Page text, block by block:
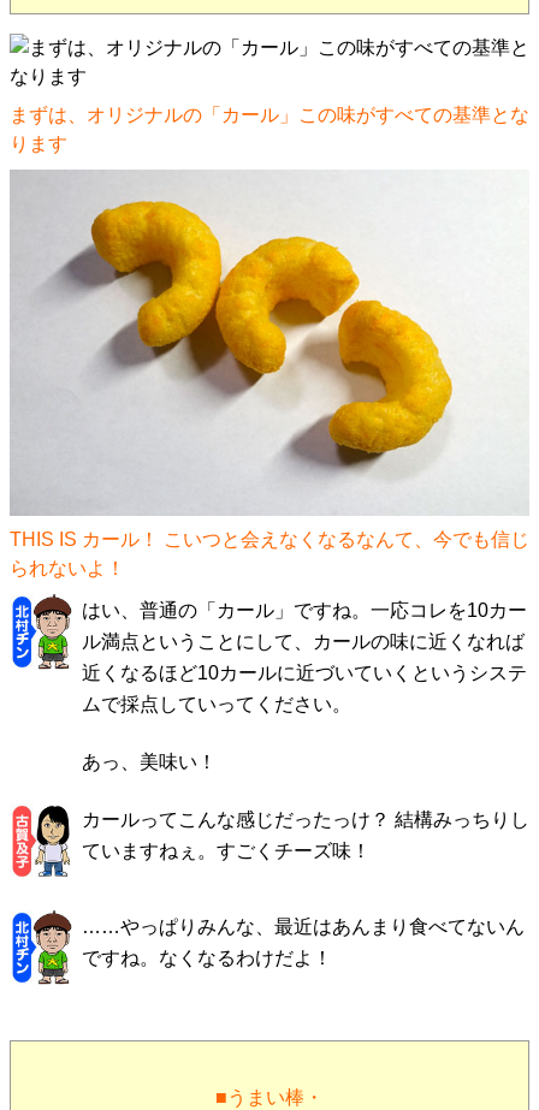
まずは、オリジナルの「カール」この味がすべての基準とな
ります
THIS IS カール！ こいつと会えなくなるなんて、今でも信じ
られないよ！
はい、普通の「カール」ですね。一応コレを10カー
ル満点ということにして、カールの味に近くなれば
近くなるほど10カールに近づいていくというシステ
ムで採点していってください。
あっ、美味い！
カールってこんな感じだったっけ？ 結構みっちりし
ていますねぇ。すごくチーズ味！
……やっぱりみんな、最近はあんまり食べてないん
ですね。なくなるわけだよ！
■うまい棒・